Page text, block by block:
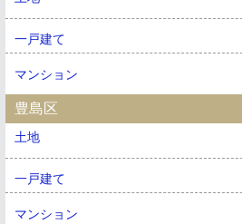
一戸建て
マンション
豊島区
土地
一戸建て
マンション